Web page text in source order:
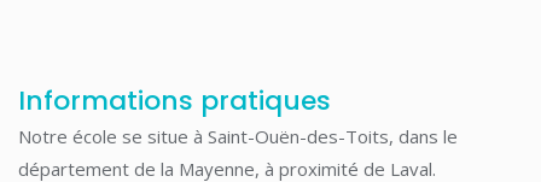
Informations pratiques
Notre école se situe à Saint-Ouën-des-Toits, dans le
département de la Mayenne, à proximité de Laval.